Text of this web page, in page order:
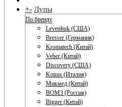
+- Лупы
По бренду
Levenhuk (США)
Bresser (Германия)
Kromatech (Китай)
Veber (Китай)
Discovery (США)
Konus (Италия)
Микмед (Китай)
ВОМЗ (Россия)
Bigger (Китай)